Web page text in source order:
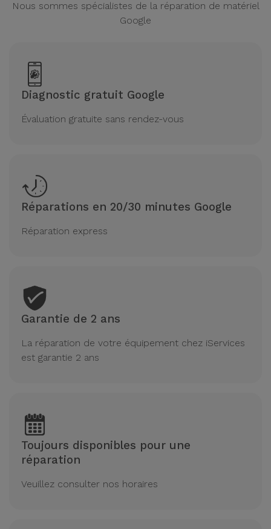
Nous sommes spécialistes de la réparation de matériel
Google
Diagnostic gratuit Google
Évaluation gratuite sans rendez-vous
Réparations en 20/30 minutes Google
Réparation express
Garantie de 2 ans
La réparation de votre équipement chez iServices
est garantie 2 ans
Toujours disponibles pour une
réparation
Veuillez consulter nos horaires